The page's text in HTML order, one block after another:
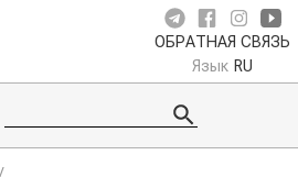
ОБРАТНАЯ СВЯЗЬ
Язык RU